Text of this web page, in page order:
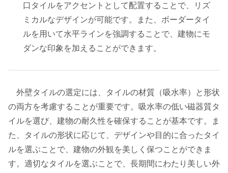
口タイルをアクセントとして配置することで、リズ
ミカルなデザインが可能です。また、ボーダータイ
ルを用いて水平ラインを強調することで、建物にモ
ダンな印象を加えることができます。
外壁タイルの選定には、タイルの材質（吸水率）と形状
の両方を考慮することが重要です。吸水率の低い磁器質タ
イルを選び、建物の耐久性を確保することが基本です。ま
た、タイルの形状に応じて、デザインや目的に合ったタイ
ルを選ぶことで、建物の外観を美しく保つことができま
す。適切なタイルを選ぶことで、長期間にわたり美しい外